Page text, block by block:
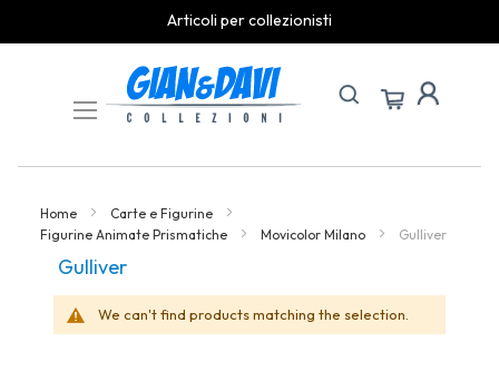
Articoli per collezionisti
Content
Home
Carte e Figurine
Figurine Animate Prismatiche
Movicolor Milano Gulliver
Gulliver
We can't find products matching the selection.